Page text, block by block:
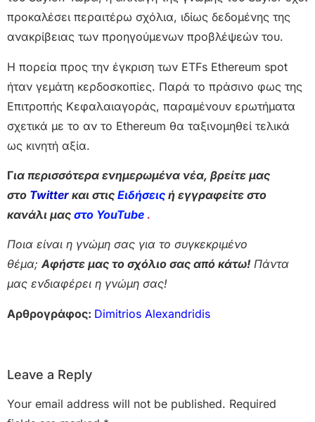
προκαλέσει περαιτέρω σχόλια, ιδίως δεδομένης της
ανακρίβειας των προηγούμενων προβλέψεών του.
Η πορεία προς την έγκριση των ETFs Ethereum spot
ήταν γεμάτη κερδοσκοπίες. Παρά το πράσινο φως της
Επιτροπής Κεφαλαιαγοράς, παραμένουν ερωτήματα
σχετικά με το αν το Ethereum θα ταξινομηθεί τελικά
ως κινητή αξία.
Για περισσότερα ενημερωμένα νέα, βρείτε μας
στο Twitter και στις Ειδήσεις ή εγγραφείτε στο
κανάλι μας στο YouTube .
Ποια είναι η γνώμη σας για το συγκεκριμένο
θέμα;Αφήστε μας το σχόλιο σας από κάτω! Πάντα
μας ενδιαφέρει η γνώμη σας!
Αρθρογράφος: Dimitrios Alexandridis
Leave a Reply
Your email address will not be published. Required